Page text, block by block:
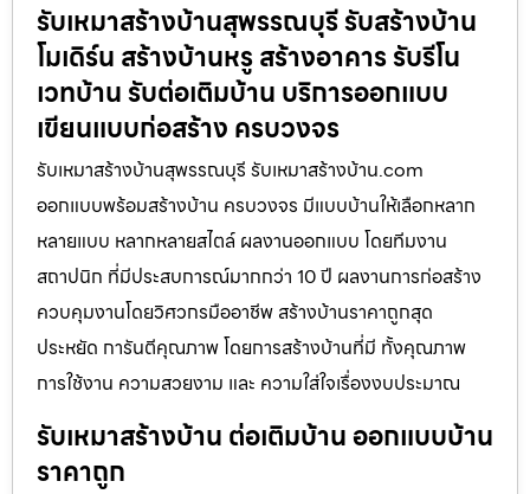
รับเหมาสร้างบ้านสุพรรณบุรี รับสร้างบ้าน
โมเดิร์น สร้างบ้านหรู สร้างอาคาร รับรีโน
เวทบ้าน รับต่อเติมบ้าน บริการออกแบบ
เขียนแบบก่อสร้าง ครบวงจร
รับเหมาสร้างบ้านสุพรรณบุรี รับเหมาสร้างบ้าน.com
ออกแบบพร้อมสร้างบ้าน ครบวงจร มีแบบบ้านให้เลือกหลาก
หลายแบบ หลากหลายสไตล์ ผลงานออกแบบ โดยทีมงาน
สถาปนิก ที่มีประสบการณ์มากกว่า 10 ปี ผลงานการก่อสร้าง
ควบคุมงานโดยวิศวกรมืออาชีพ สร้างบ้านราคาถูกสุด
ประหยัด การันตีคุณภาพ โดยการสร้างบ้านที่มี ทั้งคุณภาพ
การใช้งาน ความสวยงาม และ ความใส่ใจเรื่องงบประมาณ
รับเหมาสร้างบ้าน ต่อเติมบ้าน ออกแบบบ้าน
ราคาถูก